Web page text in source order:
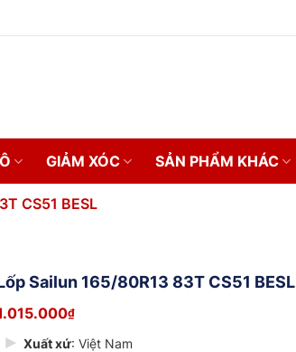
GIẢM XÓC SẢN PHẨM KHÁC
CS51 BESL
Sailun 165/80R13 83T CS51 BESL
₫
Xuất xứ: Việt Nam